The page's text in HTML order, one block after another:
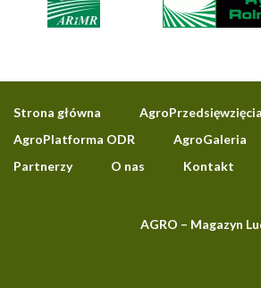
Strona główna
AgroPrzedsięwzięcia
AgroPlatforma ODR
AgroGaleria
Partnerzy
O nas Kontakt
AGRO – Magazyn